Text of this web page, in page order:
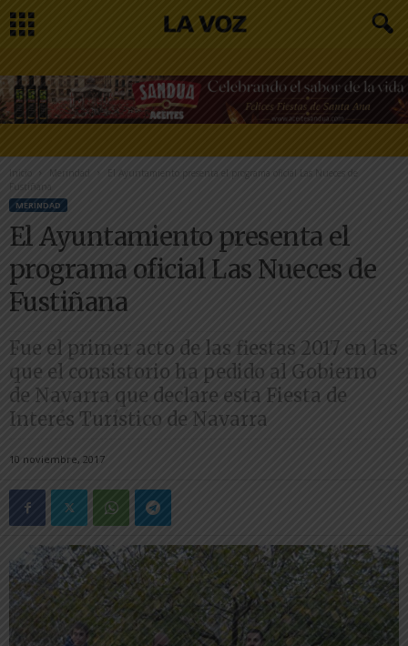
Inicio
El Ayuntamiento presenta el programa oficial Las Nueces de
MERINDAD
El Ayuntamiento presenta el
programa oficial Las Nueces de
Fustiñana
Fue el primer acto de las fiestas 2017 en las
que el consistorio ha pedido al Gobierno
de Navarra que declare esta Fiesta de
Interés Turístico de Navarra
10 noviembre, 2017